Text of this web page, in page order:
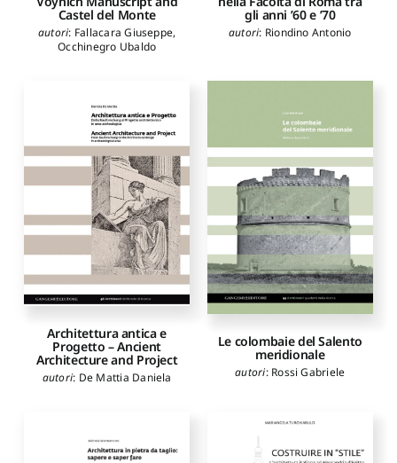
Castel del Monte
autori: Fallacara Giuseppe,
Occhinegro Ubaldo
gli anni ’60 e ’70
autori: Riondino Antonio
Architettura antica e
Progetto – Ancient
Architecture and Project
autori: De Mattia Daniela
Le colombaie del Salento
meridionale
autori: Rossi Gabriele